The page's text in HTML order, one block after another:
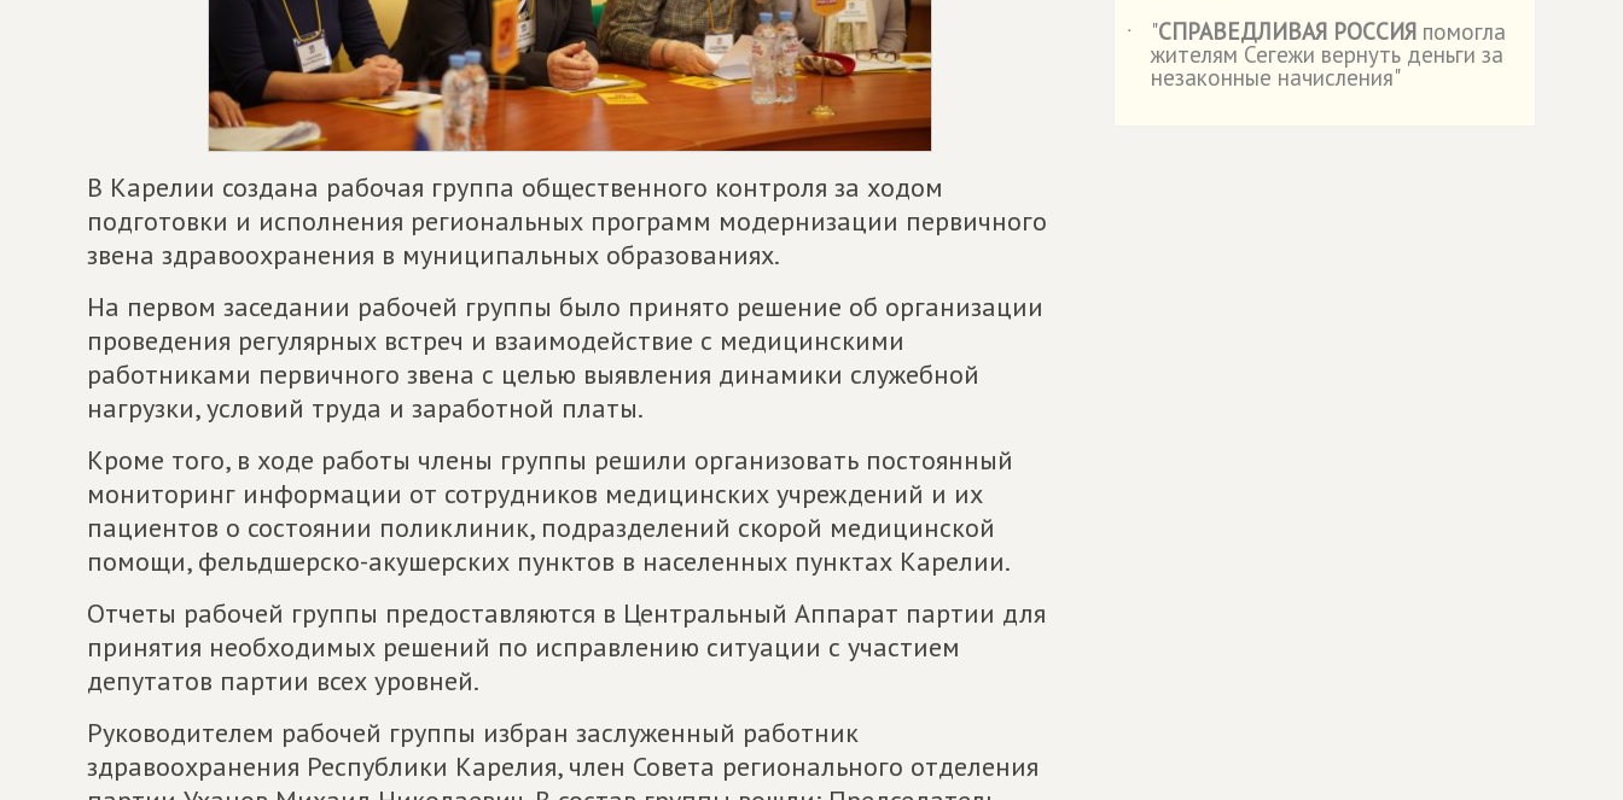
В Карелии создана рабочая группа общественного контроля за ходом
подготовки и исполнения региональных программ модернизации первичного
звена здравоохранения в муниципальных образованиях.
На первом заседании рабочей группы было принято решение об организации
проведения регулярных встреч и взаимодействие с медицинскими
работниками первичного звена с целью выявления динамики служебной
нагрузки, условий труда и заработной платы.
Кроме того, в ходе работы члены группы решили организовать постоянный
мониторинг информации от сотрудников медицинских учреждений и их
пациентов о состоянии поликлиник, подразделений скорой медицинской
помощи, фельдшерско-акушерских пунктов в населенных пунктах Карелии.
Отчеты рабочей группы предоставляются в Центральный Аппарат партии для
принятия необходимых решений по исправлению ситуации с участием
депутатов партии всех уровней.
Руководителем рабочей группы избран заслуженный работник
здравоохранения Республики Карелия, член Совета регионального отделения
˙
"СПРАВЕДЛИВАЯ РОССИЯ помогла
жителям Сегежи вернуть деньги за
незаконные начисления"